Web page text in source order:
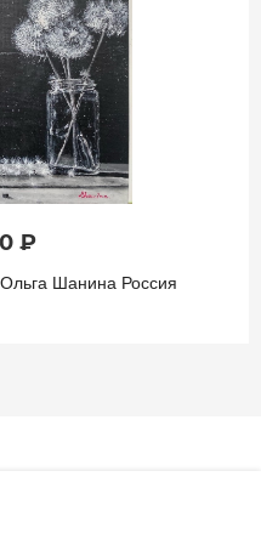
₽
Шанина Россия